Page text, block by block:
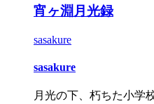
宵ヶ淵月光録
sasakure
sasakure
月光の下、朽ちた小学